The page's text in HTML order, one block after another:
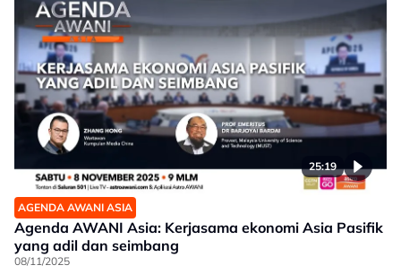
25:19
AGENDA AWANI ASIA
Agenda AWANI Asia: Kerjasama ekonomi Asia Pasifik
yang adil dan seimbang
08/11/2025